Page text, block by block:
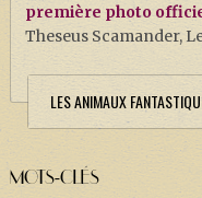
première photo
Theseus Scamander,
MOTS-CLÉS